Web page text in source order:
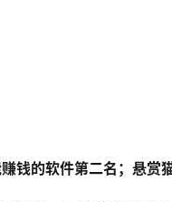
钱的软件第二名；悬赏